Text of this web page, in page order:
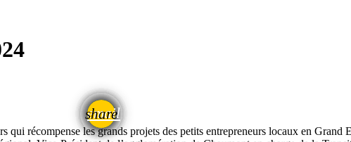
share
email
récompense les grands projets des petits entrepreneurs locaux en Grand